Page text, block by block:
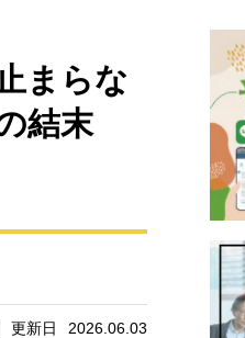
まらな
結末
更新日 2026.06.03